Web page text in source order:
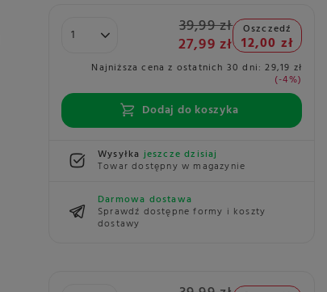
39,99 zł
27,99 zł
Oszczedź
12,00 zł
Najniższa cena z ostatnich 30 dni:29,19 zł
-4%
Dodaj do koszyka
Wysyłkajeszcze dzisiaj
Towar dostępny w magazynie
Darmowa dostawa
Sprawdź dostępne formy i koszty
dostawy